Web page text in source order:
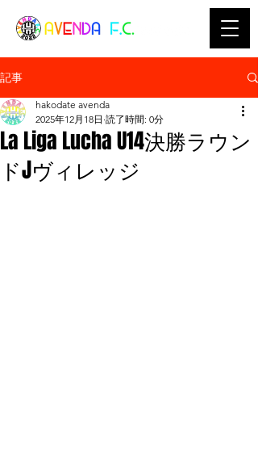
記事
La Liga Lucha U14決勝ラウン
ドJヴィレッジ
hakodate avenda
2025年12月18日 読了時間: 0分